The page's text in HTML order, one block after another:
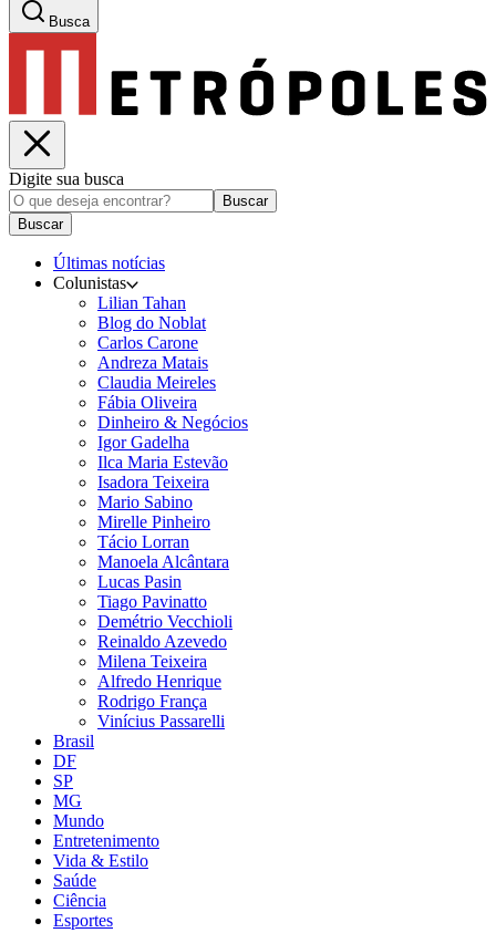
Busca
Digite sua busca
Buscar
Buscar
Últimas notícias
Colunistas
Lilian Tahan
Blog do Noblat
Carlos Carone
Andreza Matais
Claudia Meireles
Fábia Oliveira
Dinheiro & Negócios
Igor Gadelha
Ilca Maria Estevão
Isadora Teixeira
Mario Sabino
Mirelle Pinheiro
Tácio Lorran
Manoela Alcântara
Lucas Pasin
Tiago Pavinatto
Demétrio Vecchioli
Reinaldo Azevedo
Milena Teixeira
Alfredo Henrique
Rodrigo França
Vinícius Passarelli
Brasil
DF
SP
MG
Mundo
Entretenimento
Vida & Estilo
Saúde
Ciência
Esportes